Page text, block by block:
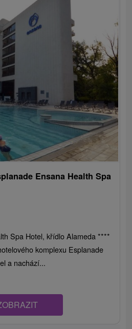
Ensana Health Spa
Spa Hotel, křídlo Alameda ****
komplexu Esplanade
a nachází...